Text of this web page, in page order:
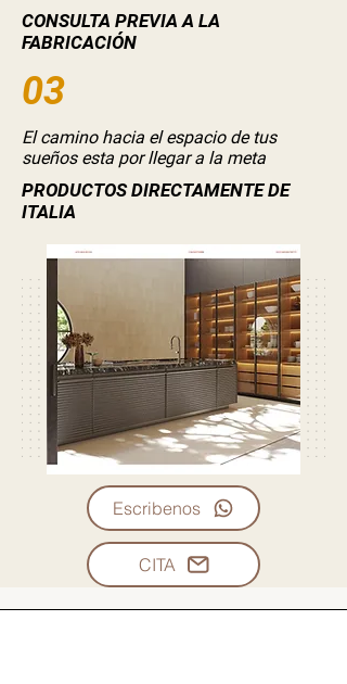
CONSULTA PREVIA A LA
FABRICACIÓN
03
El camino hacia el espacio de tus
sueños esta por llegar a la meta
PRODUCTOS DIRECTAMENTE DE
ITALIA
Escribenos
CITA